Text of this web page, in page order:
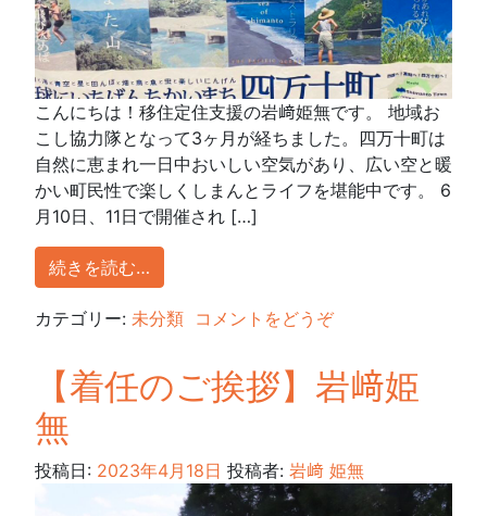
こんにちは！移住定住支援の岩﨑姫無です。 地域お
こし協力隊となって3ヶ月が経ちました。四万十町は
自然に恵まれ一日中おいしい空気があり、広い空と暖
かい町民性で楽しくしまんとライフを堪能中です。 6
月10日、11日で開催され […]
続きを読む…
カテゴリー: 未分類 コメントをどうぞ
【着任のご挨拶】岩﨑姫
無
投稿日: 2023年4月18日 投稿者: 岩﨑 姫無